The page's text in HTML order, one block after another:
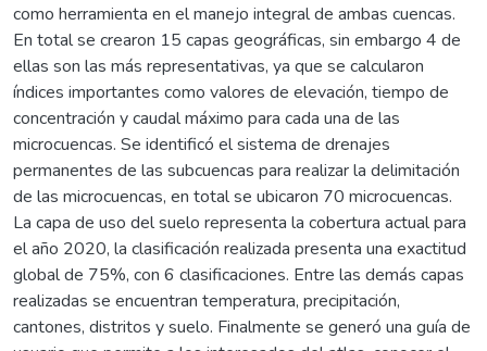
como herramienta en el manejo integral de ambas cuencas.
En total se crearon 15 capas geográficas, sin embargo 4 de
ellas son las más representativas, ya que se calcularon
índices importantes como valores de elevación, tiempo de
concentración y caudal máximo para cada una de las
microcuencas. Se identificó el sistema de drenajes
permanentes de las subcuencas para realizar la delimitación
de las microcuencas, en total se ubicaron 70 microcuencas.
La capa de uso del suelo representa la cobertura actual para
el año 2020, la clasificación realizada presenta una exactitud
global de 75%, con 6 clasificaciones. Entre las demás capas
realizadas se encuentran temperatura, precipitación,
cantones, distritos y suelo. Finalmente se generó una guía de